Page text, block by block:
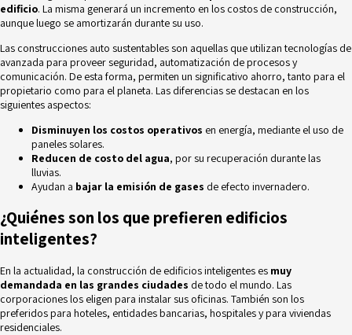
edificio. La misma generará un incremento en los costos de construcción,
aunque luego se amortizarán durante su uso.
Las construcciones auto sustentables son aquellas que utilizan tecnologías de
avanzada para proveer seguridad, automatización de procesos y
comunicación. De esta forma, permiten un significativo ahorro, tanto para el
propietario como para el planeta. Las diferencias se destacan en los
siguientes aspectos:
Disminuyen los costos operativos en energía, mediante el uso de
paneles solares.
Reducen de costo del agua, por su recuperación durante las
lluvias.
Ayudan a bajar la emisión de gases de efecto invernadero.
¿Quiénes son los que prefieren edificios
inteligentes?
En la actualidad, la construcción de edificios inteligentes es muy
demandada en las grandes ciudades de todo el mundo. Las
corporaciones los eligen para instalar sus oficinas. También son los
preferidos para hoteles, entidades bancarias, hospitales y para viviendas
residenciales.